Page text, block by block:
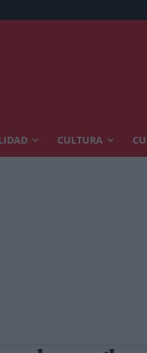
CULTURA